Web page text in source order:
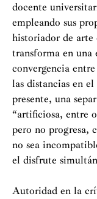
docente
empleando sus
historiador de arte
transforma en una
convergencia
las distancias en
presente, una
“artificiosa, entre
pero no progresa,
no sea
el disfrute
Autoridad en la